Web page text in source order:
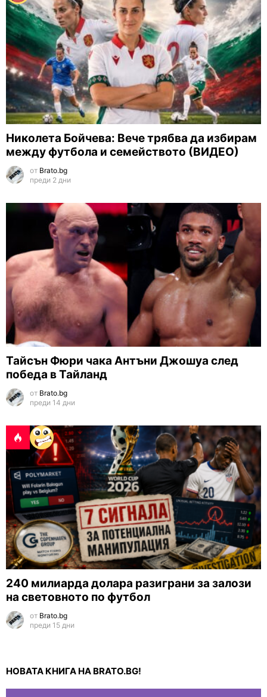
Николета Бойчева: Вече трябва да избирам
между футбола и семейството (ВИДЕО)
от Brato.bg
преди 2 дни
Тайсън Фюри чака Антъни Джошуа след
победа в Тайланд
от Brato.bg
преди 14 дни
240 милиарда долара разиграни за залози
на световното по футбол
от Brato.bg
преди 15 дни
НОВАТА КНИГА НА BRATO.BG!